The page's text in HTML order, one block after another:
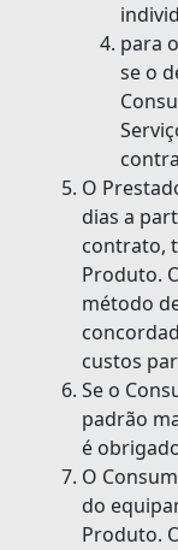
para
se o
O
dias a
contrato,
Produto.
método
custos
Se o
padrão
é
O
do
Produto.